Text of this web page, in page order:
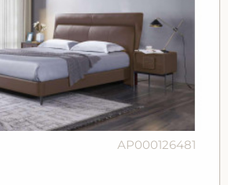
АР000126481